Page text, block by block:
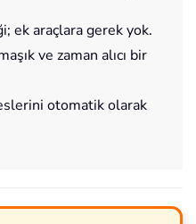
ek araçlara gerek yok.
ve zaman alıcı bir
otomatik olarak